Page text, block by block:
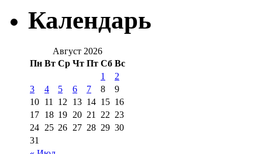
Календарь
Август 2026
Пн Вт Ср Чт Пт Сб Вс
1
2
3
4 5 6 7 8
9
10 11 12 13 14 15 16
17 18 19 20 21 22 23
24 25 26 27 28 29 30
31